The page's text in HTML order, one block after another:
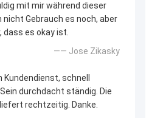
mit mir während dieser
nicht Gebrauch es noch, aber
dass es okay ist.
—— Jose Zikasky
Kundendienst, schnell
durchdacht ständig. Die
rechtzeitig. Danke.